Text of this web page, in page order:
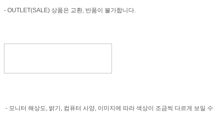
- OUTLET(SALE) 상품은 교환, 반품이 불가합니다.
- 모니터 해상도, 밝기, 컴퓨터 사양, 이미지에 따라 색상이 조금씩 다르게 보일 수